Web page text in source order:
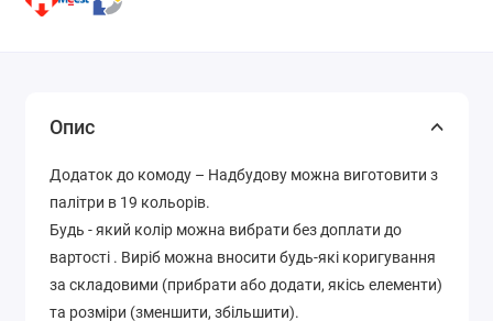
Опис
Додаток до комоду – Надбудову можна виготовити з
палітри в 19 кольорів.
Будь - який колір можна вибрати без доплати до
вартості . Виріб можна вносити будь-які коригування
за складовими (прибрати або додати, якісь елементи)
та розміри (зменшити, збільшити).